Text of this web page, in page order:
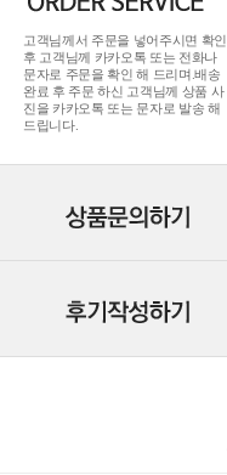
고객님께서 주문을 넣어주시면 확인
후 고객님께 카카오톡 또는 전화나
문자로 주문을 확인 해 드리며.배송
완료 후 주문 하신 고객님께 상품 사
진을 카카오톡 또는 문자로 발송 해
드립니다.